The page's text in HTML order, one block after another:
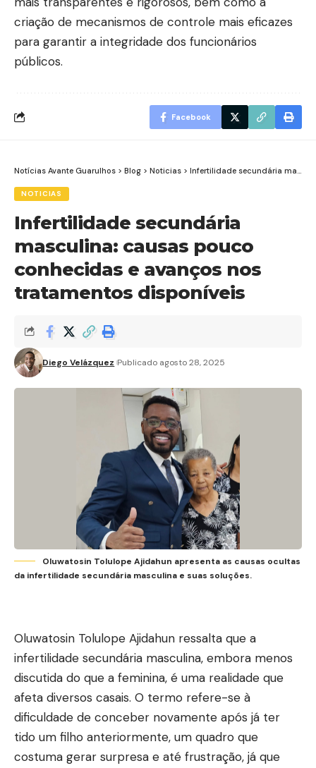
criação de mecanismos de controle mais eficazes
para garantir a integridade dos funcionários
públicos.
Facebook
Notícias Avante Guarulhos > Blog > Noticias > Infertilidade secundária masculina: causas pouco conhecidas e avanços nos tratamentos disponíveis
NOTICIAS
Infertilidade secundária
masculina: causas pouco
conhecidas e avanços nos
tratamentos disponíveis
Diego Velázquez Publicado agosto 28, 2025
Oluwatosin Tolulope Ajidahun apresenta as causas ocultas
da infertilidade secundária masculina e suas soluções.
Oluwatosin Tolulope Ajidahun ressalta que a
infertilidade secundária masculina, embora menos
discutida do que a feminina, é uma realidade que
afeta diversos casais. O termo refere-se à
dificuldade de conceber novamente após já ter
tido um filho anteriormente, um quadro que
costuma gerar surpresa e até frustração, já que